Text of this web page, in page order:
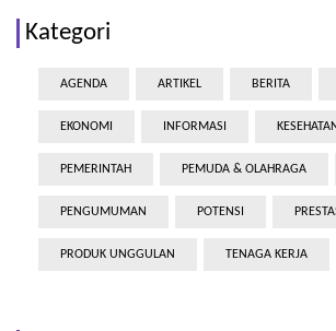
Kategori
AGENDA ARTIKEL BERITA
EKONOMI INFORMASI KESEHATAN
PEMERINTAH PEMUDA & OLAHRAGA
PENGUMUMAN POTENSI
PRODUK UNGGULAN TENAGA KERJA